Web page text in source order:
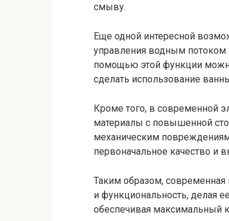
смыву.
Еще одной интересной
управления водным
помощью этой функции
сделать использование
Кроме того, в современной
материалы с повышенной
механическим
первоначальное качество и
Таким образом, современная
и функциональность, делая
обеспечивая максимальный